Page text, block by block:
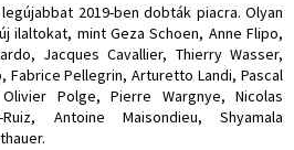
2019-ben dobták piacra. Olyan
ilaltokat, mint Geza Schoen, Anne Flipo,
Jacques Cavallier, Thierry Wasser,
Fabrice Pellegrin, Arturetto Landi, Pascal
Polge, Pierre Wargnye, Nicolas
Antoine Maisondieu, Shyamala